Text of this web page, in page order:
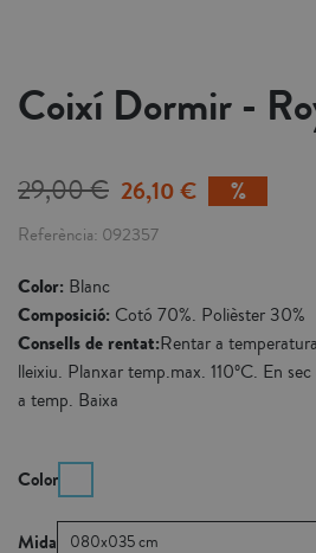
Coixí Dormir -
29,00 € 26,10 €
Referència 092357
Color: Blanc
Composició: Cotó 70%. Polièster 30%
Consells de rentat:Rentar a
lleixiu. Planxar temp.max. 110ºC. En
a temp. Baixa
Color
Mida 080x035 cm